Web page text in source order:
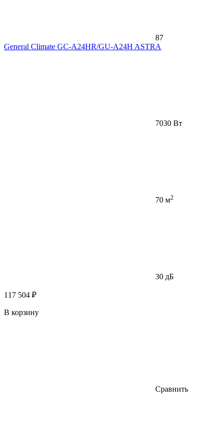
87
General Climate GC-A24HR/GU-A24H ASTRA
7030 Вт
70 м2
30 дБ
117 504 ₽
В корзину
Сравнить